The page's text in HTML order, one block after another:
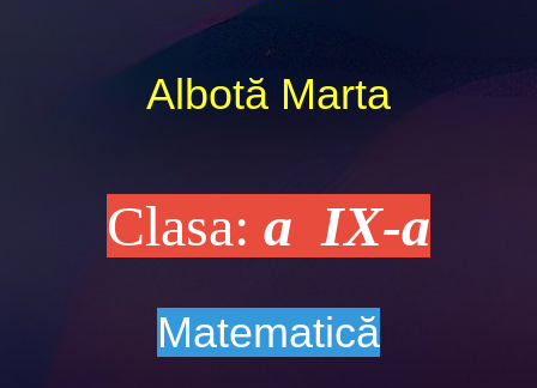
Albotă Marta
Clasa: a IX-a
Matematică